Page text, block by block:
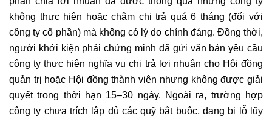
không thực hiện hoặc chậm chi trả quá 6 tháng (đối với
công ty cổ phần) mà không có lý do chính đáng. Đồng thời,
người khởi kiện phải chứng minh đã gửi văn bản yêu cầu
công ty thực hiện nghĩa vụ chi trả lợi nhuận cho Hội đồng
quản trị hoặc Hội đồng thành viên nhưng không được giải
quyết trong thời hạn 15–30 ngày. Ngoài ra, trường hợp
công ty chưa trích lập đủ các quỹ bắt buộc, đang bị lỗ lũy